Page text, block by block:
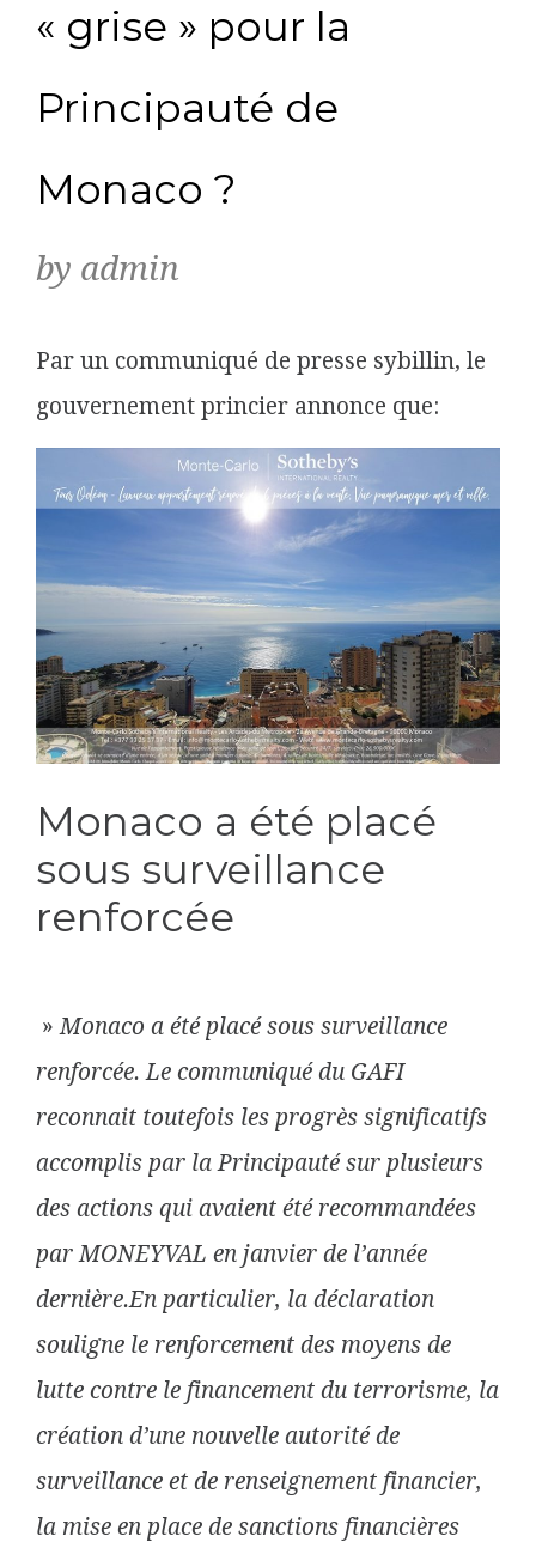
« grise » pour la
Principauté de
Monaco ?
by admin
Par un communiqué de presse sybillin, le
gouvernement princier annonce que:
Monaco a été placé
sous surveillance
renforcée
»Monaco a été placé sous surveillance
renforcée. Le communiqué du GAFI
reconnait toutefois les progrès significatifs
accomplis par la Principauté sur plusieurs
des actions qui avaient été recommandées
par MONEYVAL en janvier de l’année
dernière.En particulier, la déclaration
souligne le renforcement des moyens de
lutte contre le financement du terrorisme, la
création d’une nouvelle autorité de
surveillance et de renseignement financier,
la mise en place de sanctions financières